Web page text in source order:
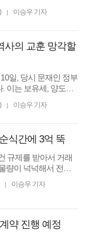
까운 과징금을 부과
| 이승우 기자
사의 교훈 망각할
일, 당시 문재인 정부
. 이는 보유세, 양도세
문가들로부터 ‘최악
| 이승우 기자
식간에 3억 뚝
규제를 받아서 거래
량이 넉넉해서 전세
에서 아파트값과 전
| 이승우 기자
약 진행 예정